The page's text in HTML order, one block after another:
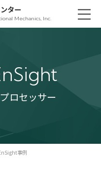
ター
Mechanics, Inc.
ロセッサー
事例